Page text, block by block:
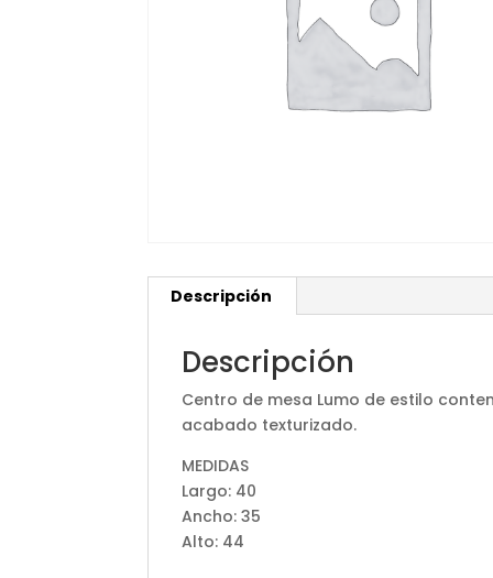
Descripción
Descripción
Centro de mesa Lumo de estilo
acabado texturizado.
MEDIDAS
Largo: 40
Ancho: 35
Alto: 44